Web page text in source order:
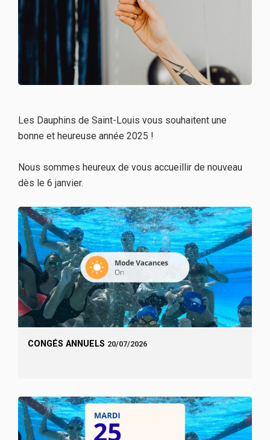
Les Dauphins de Saint-Louis vous souhaitent une
bonne et heureuse année 2025 !
Nous sommes heureux de vous accueillir de nouveau
dès le 6 janvier.
CONGÉS ANNUELS 20/07/2026